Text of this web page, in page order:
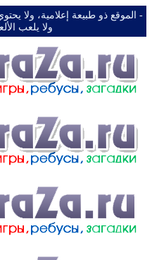
-️ الموقع ذو طبيعة إعلامية، ولا
ولا يلعب